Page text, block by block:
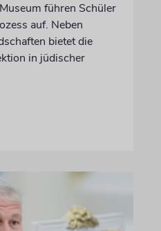
führen Schüler
auf. Neben
bietet die
in jüdischer